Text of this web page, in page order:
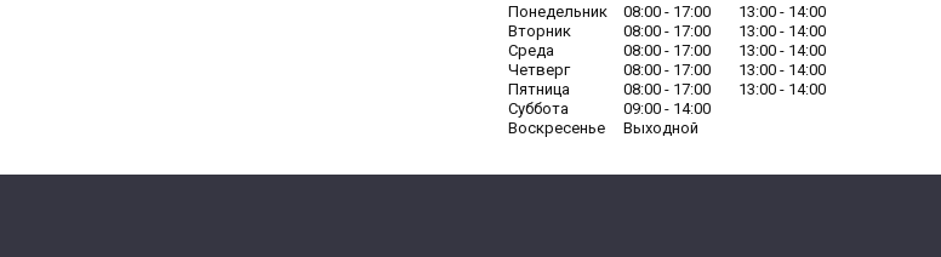
Понедельник 08:00 17:00 13:00
14:00
Вторник
08:00 17:00 13:00
14:00
Среда
08:00 17:00 13:00
14:00
Четверг
08:00 17:00 13:00
14:00
Пятница
08:00 17:00 13:00
14:00
Суббота
09:00
14:00
Воскресенье
Выходной